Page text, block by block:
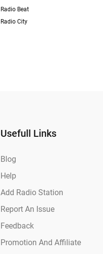
Radio Beat
Radio City
Usefull Links
Blog
Help
Add Radio Station
Report An Issue
Feedback
Promotion And Affiliate